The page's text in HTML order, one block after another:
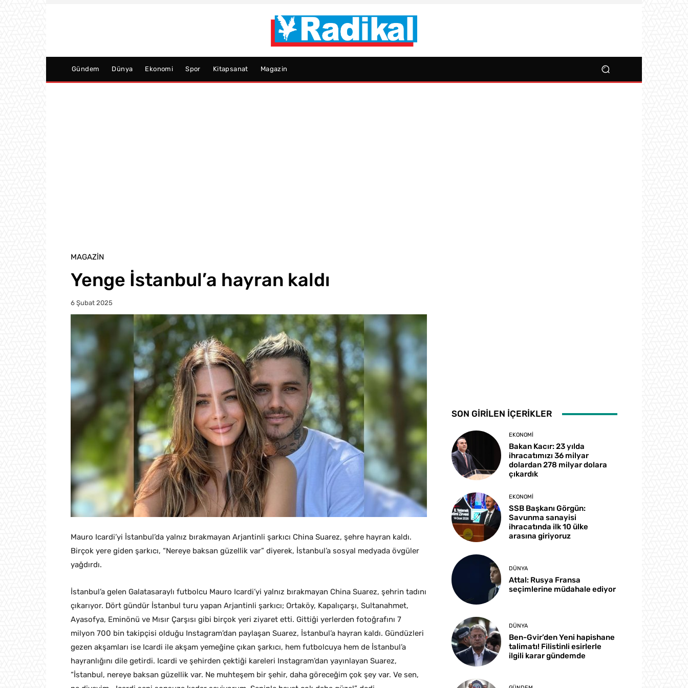
Gündem Dünya Ekonomi Spor Kitapsanat Magazin
MAGAZIN
Yenge İstanbul’a hayran kaldı
6 Şubat 2025
Mauro Icardi’yi İstanbul’da yalnız bırakmayan Arjantinli şarkıcı China Suarez, şehre hayran kaldı.
Birçok yere giden şarkıcı, “Nereye baksan güzellik var” diyerek, İstanbul’a sosyal medyada övgüler
yağdırdı.
İstanbul’a gelen Galatasaraylı futbolcu Mauro Icardi’yi yalnız bırakmayan China Suarez, şehrin tadını
çıkarıyor. Dört gündür İstanbul turu yapan Arjantinli şarkıcı; Ortaköy, Kapalıçarşı, Sultanahmet,
Ayasofya, Eminönü ve Mısır Çarşısı gibi birçok yeri ziyaret etti. Gittiği yerlerden fotoğrafını 7
milyon 700 bin takipçisi olduğu Instagram’dan paylaşan Suarez, İstanbul’a hayran kaldı. Gündüzleri
gezen akşamları ise Icardi ile akşam yemeğine çıkan şarkıcı, hem futbolcuya hem de İstanbul’a
hayranlığını dile getirdi. Icardi ve şehirden çektiği kareleri Instagram’dan yayınlayan Suarez,
“İstanbul, nereye baksan güzellik var. Ne muhteşem bir şehir, daha göreceğim çok şey var. Ve sen,
SON GİRİLEN İÇERİKLER
EKONOMI
Bakan Kacır: 23 yılda
ihracatımızı 36 milyar
dolardan 278 milyar dolara
çıkardık
EKONOMI
SSB Başkanı Görgün:
Savunma sanayisi
ihracatında ilk 10 ülke
arasına giriyoruz
DÜNYA
Attal: Rusya Fransa
seçimlerine müdahale ediyor
DÜNYA
Ben-Gvir’den Yeni hapishane
talimatı! Filistinli esirlerle
ilgili karar gündemde